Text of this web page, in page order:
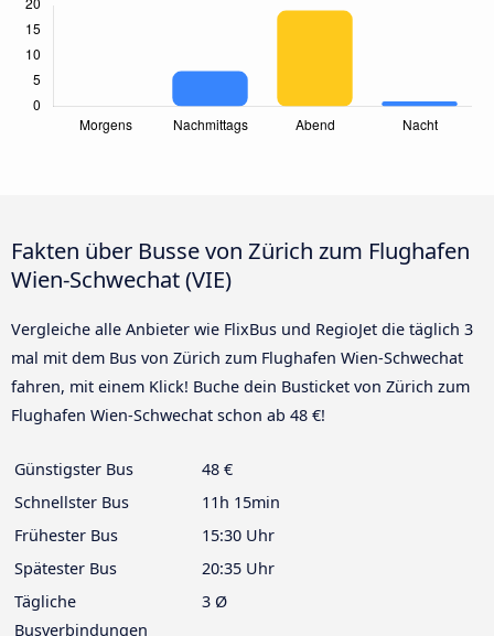
Fakten über Busse von Zürich zum Flughafen
Wien-Schwechat (VIE)
Vergleiche alle Anbieter wie FlixBus und RegioJet die täglich 3
mal mit dem Bus von Zürich zum Flughafen Wien-Schwechat
fahren, mit einem Klick! Buche dein Busticket von Zürich zum
Flughafen Wien-Schwechat schon ab 48 €!
Günstigster Bus
48 €
Schnellster Bus
11h 15min
Frühester Bus
15:30 Uhr
Spätester Bus
20:35 Uhr
Tägliche
Busverbindungen
3 Ø